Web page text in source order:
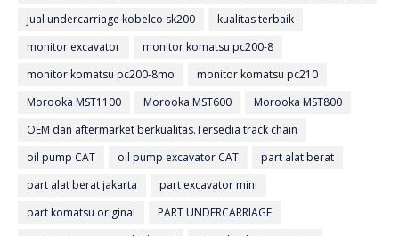
Terbaik Ready Stock
jual undercarriage kobelco sk200
kualitas terbaik
monitor excavator
monitor komatsu pc200-8
monitor komatsu pc200-8mo
monitor komatsu pc210
Morooka MST1100
Morooka MST600
Morooka MST800
OEM dan aftermarket berkualitas.Tersedia track chain
oil pump CAT
oil pump excavator CAT
part alat berat
part alat berat jakarta
part excavator mini
part komatsu original
PART UNDERCARRIAGE